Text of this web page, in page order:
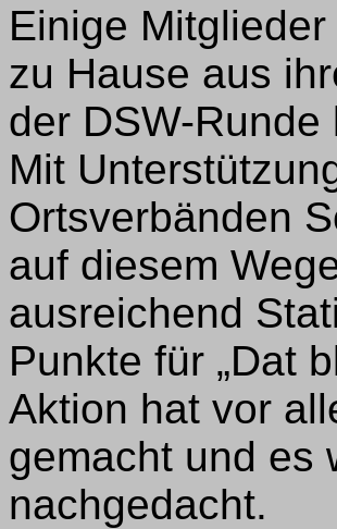
Einige
zu Hause aus
der DSW-
Mit
Ortsverbänden
auf diesem
ausreichend
Punkte für „Dat
Aktion hat vor
gemacht und es
nachgedacht.